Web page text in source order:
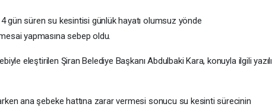
4 gün süren su kesintisi günlük hayatı olumsuz yönde
yapmasına sebep oldu.
eleştirilen Şiran Belediye Başkanı Abdulbaki Kara, konuyla ilgili yazılı
ana şebeke hattına zarar vermesi sonucu su kesinti sürecinin